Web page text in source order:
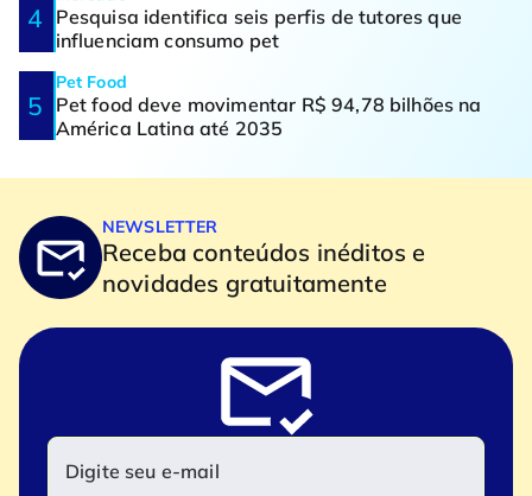
Pesquisa identifica seis perfis de tutores que
influenciam consumo pet
Pet Food
Pet food deve movimentar R$ 94,78 bilhões na
América Latina até 2035
NEWSLETTER
Receba conteúdos inéditos e
novidades gratuitamente